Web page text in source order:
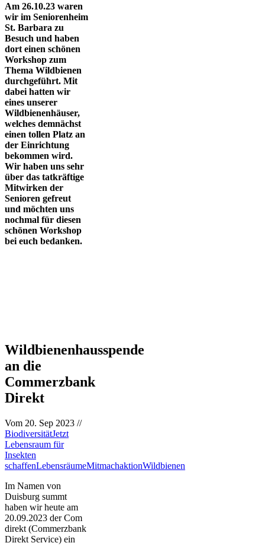
Am 26.10.23 waren
wir im Seniorenheim
St. Barbara zu
Besuch und haben
dort einen schönen
Workshop zum
Thema Wildbienen
durchgeführt. Mit
dabei hatten wir
eines unserer
Wildbienenhäuser,
welches demnächst
einen tollen Platz an
der Einrichtung
bekommen wird.
Wir haben uns sehr
über das tatkräftige
Mitwirken der
Senioren gefreut
und möchten uns
nochmal für diesen
schönen Workshop
bei euch bedanken.
Wildbienenhausspende
an die
Commerzbank
Direkt
Vom 20. Sep 2023 //
BiodiversitätJetzt
Lebensraum für
Insekten
schaffenLebensräumeMitmachaktionWildbienen
Im Namen von
Duisburg summt
haben wir heute am
20.09.2023 der Com
direkt (Commerzbank
Direkt Service) ein